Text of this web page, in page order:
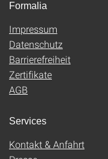
Formalia
Impressum
Datenschutz
Barrierefreiheit
Zertifikate
AGB
Services
Kontakt & Anfahrt